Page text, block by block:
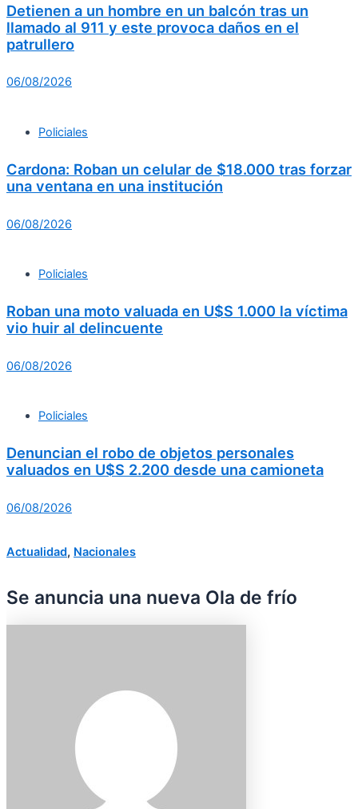
Detienen a un hombre en un balcón tras un
llamado al 911 y este provoca daños en el
patrullero
06/08/2026
Policiales
Cardona: Roban un celular de $18.000 tras forzar
una ventana en una institución
06/08/2026
Policiales
Roban una moto valuada en U$S 1.000 la víctima
vio huir al delincuente
06/08/2026
Policiales
Denuncian el robo de objetos personales
valuados en U$S 2.200 desde una camioneta
06/08/2026
Actualidad, Nacionales
Se anuncia una nueva Ola de frío